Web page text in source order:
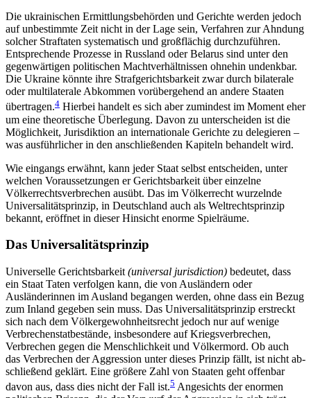
Die ukrainischen Ermittlungsbehörden und Gerichte werden jedoch
auf unbestimmte Zeit nicht in der Lage sein, Verfahren zur Ahndung
solcher Straf­taten systematisch und großflächig durchzuführen.
Entsprechende Prozesse in Russland oder Belarus sind unter den
gegenwärtigen politischen Machtverhältnissen ohnehin undenkbar.
Die Ukraine könnte ihre Strafgerichtsbarkeit zwar durch bilaterale
oder multi­laterale Abkommen vorübergehend an andere Staa­ten
übertragen.4 Hierbei handelt es sich aber zumin­dest im Moment eher
um eine theoretische Überlegung. Davon zu unterscheiden ist die
Möglichkeit, Jurisdiktion an internationale Gerichte zu delegieren –
was ausführlicher in den anschließenden Kapiteln behandelt wird.
Wie eingangs erwähnt, kann jeder Staat selbst entscheiden, unter
welchen Voraussetzungen er Ge­richtsbarkeit über einzelne
Völkerrechtsverbrechen ausübt. Das im Völkerrecht wurzelnde
Universalitätsprinzip, in Deutschland auch als Weltrechtsprinzip
bekannt, eröffnet in dieser Hinsicht enorme Spielräume.
Das Universalitätsprinzip
Universelle Gerichtsbarkeit (universal jurisdiction) be­deutet, dass
ein Staat Taten verfolgen kann, die von Ausländern oder
Ausländerinnen im Ausland began­gen werden, ohne dass ein Bezug
zum Inland gegeben sein muss. Das Universalitätsprinzip erstreckt
sich nach dem Völkergewohnheitsrecht jedoch nur auf wenige
Verbrechenstatbestände, insbesondere auf Kriegsverbrechen,
Verbrechen gegen die Menschlichkeit und Völkermord. Ob auch
das Verbrechen der Aggression unter dieses Prinzip fällt, ist nicht ab­
schließend geklärt. Eine größere Zahl von Staaten geht offenbar
davon aus, dass dies nicht der Fall ist.5 Angesichts der enormen